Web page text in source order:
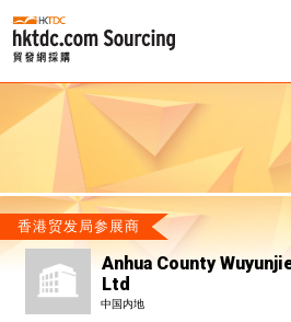
香港贸发局参展商
Anhua County
Ltd
中国内地